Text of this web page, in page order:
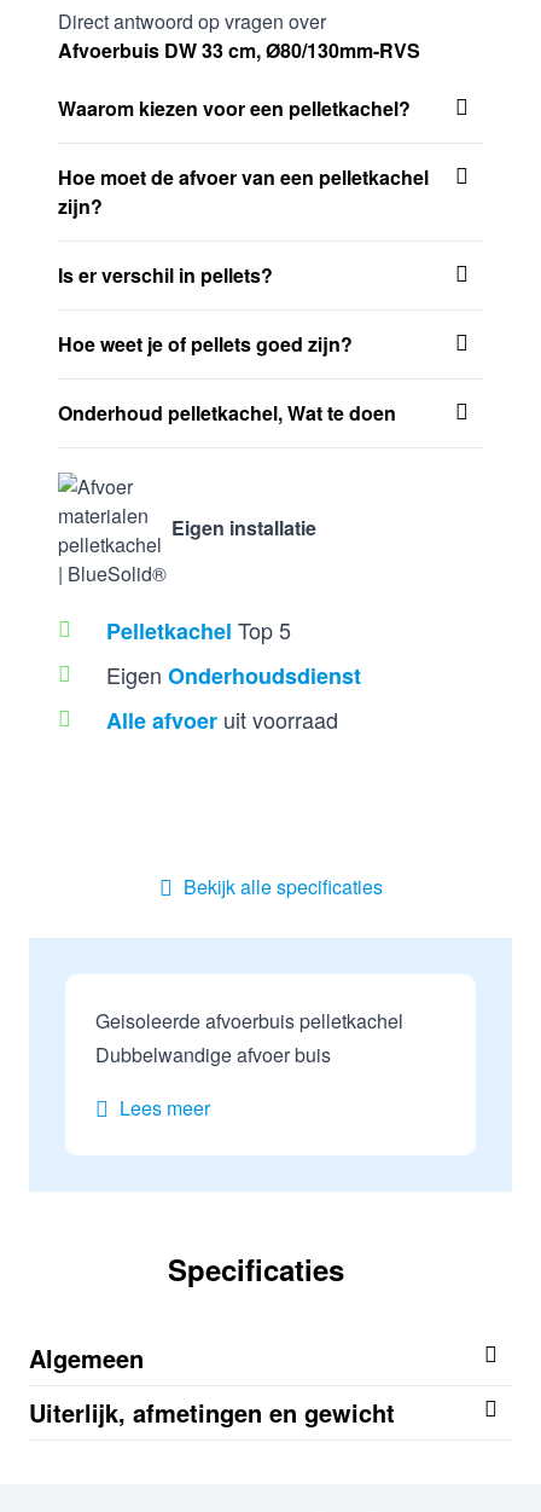
Direct antwoord op vragen over
Afvoerbuis DW 33 cm, Ø80/130mm-RVS
Waarom kiezen voor een pelletkachel?
Hoe moet de afvoer van een pelletkachel
zijn?
Is er verschil in pellets?
Hoe weet je of pellets goed zijn?
Onderhoud pelletkachel, Wat te doen
Eigen installatie
Pelletkachel Top 5
Eigen Onderhoudsdienst
Alle afvoer uit voorraad
Bekijk alle specificaties
Geisoleerde afvoerbuis pelletkachel
Dubbelwandige afvoer buis
Lees meer
Specificaties
Algemeen
Uiterlijk, afmetingen en gewicht